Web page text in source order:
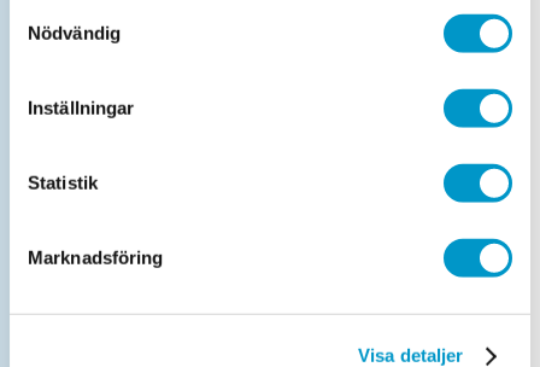
Nödvändig
Inställningar
Statistik
Marknadsföring
Visa detaljer
Drop-in-kontrollbesiktning personbil
Maxvikt 750 kg - får ej vara lastat.
Trafiksäkerhetskontroll
Kontrollbesiktning lätt lastbil